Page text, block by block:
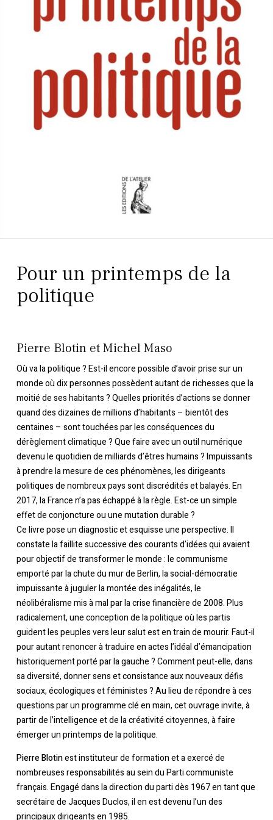
Pour un printemps de la
politique
Pierre Blotin et Michel Maso
Où va la politique ? Est-il encore possible d’avoir prise sur un
monde où dix personnes possèdent autant de richesses que la
moitié de ses habitants ? Quelles priorités d’actions se donner
quand des dizaines de millions d’habitants – bientôt des
centaines – sont touchées par les conséquences du
dérèglement climatique ? Que faire avec un outil numérique
devenu le quotidien de milliards d’êtres humains ? Impuissants
à prendre la mesure de ces phénomènes, les dirigeants
politiques de nombreux pays sont discrédités et balayés. En
2017, la France n’a pas échappé à la règle. Est-ce un simple
effet de conjoncture ou une mutation durable ?
Ce livre pose un diagnostic et esquisse une perspective. Il
constate la faillite successive des courants d’idées qui avaient
pour objectif de transformer le monde : le communisme
emporté par la chute du mur de Berlin, la social-démocratie
impuissante à juguler la montée des inégalités, le
néolibéralisme mis à mal par la crise financière de 2008. Plus
radicalement, une conception de la politique où les partis
guident les peuples vers leur salut est en train de mourir. Faut-il
pour autant renoncer à traduire en actes l’idéal d’émancipation
historiquement porté par la gauche ? Comment peut-elle, dans
sa diversité, donner sens et consistance aux nouveaux défis
sociaux, écologiques et féministes ? Au lieu de répondre à ces
questions par un programme clé en main, cet ouvrage invite, à
partir de l’intelligence et de la créativité citoyennes, à faire
émerger un printemps de la politique.
Pierre Blotinest instituteur de formation et a exercé de
nombreuses responsabilités au sein du Parti communiste
français. Engagé dans la direction du parti dès 1967 en tant que
secrétaire de Jacques Duclos, il en est devenu l’un des
principaux dirigeants en 1985.